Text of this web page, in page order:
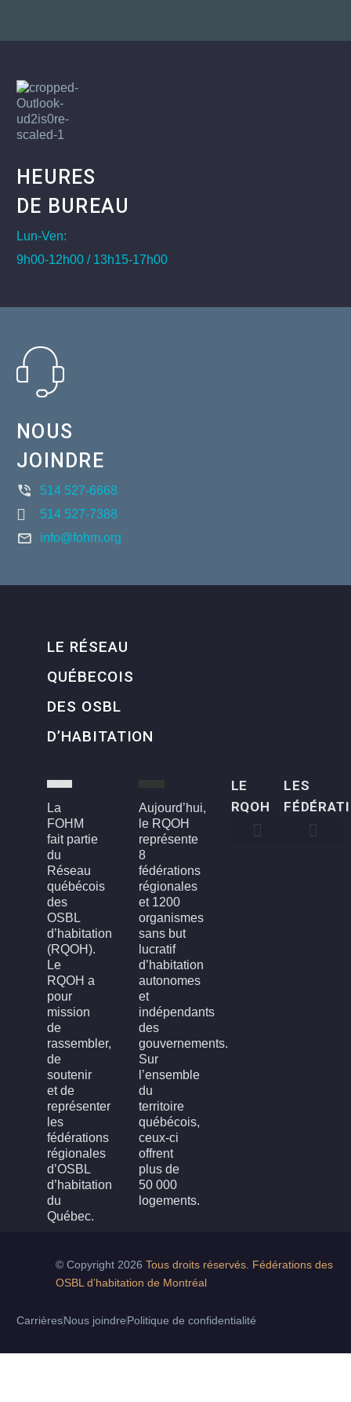
HEURES
DE BUREAU
Lun-Ven:
9h00-12h00 / 13h15-17h00
NOUS
JOINDRE
514 527-6668
514 527-7388
info@fohm.org
LE RÉSEAU
QUÉBECOIS
DES OSBL
D’HABITATION
La
FOHM
fait partie
du
Réseau
québécois
des
OSBL
d’habitation
(RQOH).
Le
RQOH a
pour
mission
de
rassembler,
de
soutenir
et de
représenter
les
fédérations
régionales
d’OSBL
d’habitation
du
Québec.
Aujourd’hui,
le RQOH
représente
8
fédérations
régionales
et 1200
organismes
sans but
lucratif
d’habitation
autonomes
et
indépendants
des
gouvernements.
Sur
l’ensemble
du
territoire
québécois,
ceux-ci
offrent
plus de
50 000
logements.
LE
RQOH
LES
© Copyright 2026 Tous droits réservés. Fédérations des
OSBL d’habitation de Montréal
Carrières Nous joindre Politique de confidentialité